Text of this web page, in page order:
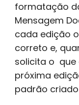
formatação
Mensagem
cada edição
correto e,
solicita o que
próxima
padrão